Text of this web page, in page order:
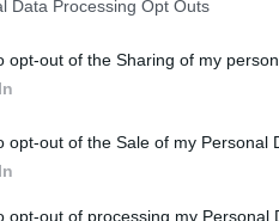
Data Processing Opt Outs
opt-out of the Sharing of my
opt-out of the Sale of my Personal
opt-out of processing my Personal
jelentkezett egy eladásra
lánya és veje.